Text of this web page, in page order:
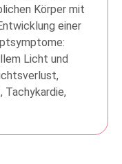
Körper mit
einer
Licht und
Tachykardie,